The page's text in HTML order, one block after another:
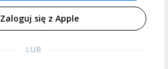
Zaloguj się z Apple
LUB